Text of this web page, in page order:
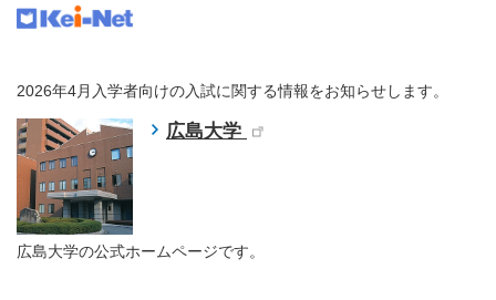
2026年4月入学者向けの入試に関する情報をお知らせします。
広島大学
広島大学の公式ホームページです。